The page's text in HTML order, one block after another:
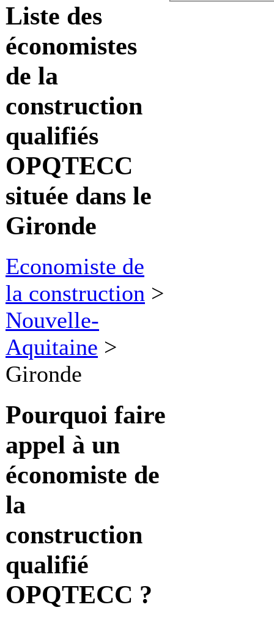
Liste des
économistes
de la
construction
qualifiés
OPQTECC
située dans le
Gironde
Economiste de
la construction >
Nouvelle-
Aquitaine >
Gironde
Pourquoi faire
appel à un
économiste de
la
construction
qualifié
OPQTECC ?